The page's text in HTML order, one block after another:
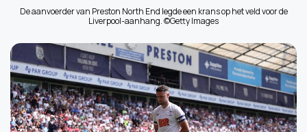
De aanvoerder van Preston North End legde een krans op het veld voor de
Liverpool-aanhang. ©Getty Images